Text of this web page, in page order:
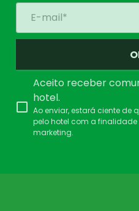
Aceito receber
hotel.
Ao enviar, estará ciente de
pelo hotel com a
marketing.